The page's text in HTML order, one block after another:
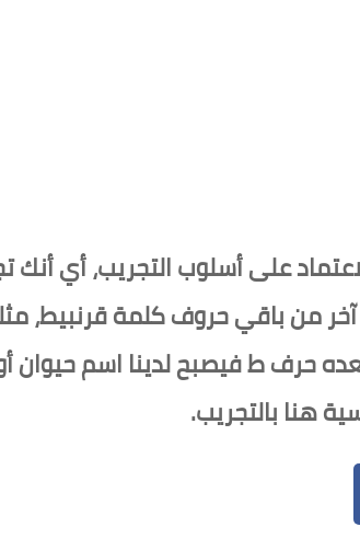
على أسلوب التجريب، أي
من باقي حروف كلمة قرنبيط،
حرف ط فيصبح لدينا اسم حيوان
هنا بالتجريب.